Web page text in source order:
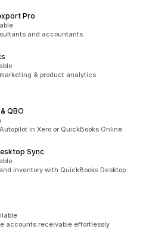
Pro
and accountants
& product analytics.
QBO
in Xero or QuickBooks Online
Sync
inventory with QuickBooks Desktop
accounts receivable effortlessly